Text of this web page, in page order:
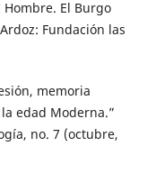
Hombre. El Burgo
Fundación las
memoria
edad Moderna.”
no. 7 (octubre,